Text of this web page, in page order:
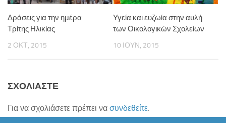
Δράσεις για την ημέρα
Τρίτης Ηλικίας
2 ΟΚΤ, 2015
Υγεία και ευζωία στην αυλή
των Οικολογικών Σχολείων
10 ΙΟΥΝ, 2015
ΣΧΟΛΙΆΣΤΕ
Για να σχολιάσετε πρέπει να συνδεθείτε.